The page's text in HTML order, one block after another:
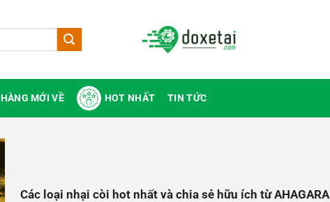
HÀNG MỚI VỀ HOT NHẤT TIN TỨC
Các loại nhại còi hot nhất và chia sẻ hữu ích từ AHAGARA